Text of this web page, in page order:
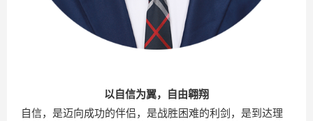
以自信为翼，自由翱翔
自信，是迈向成功的伴侣，是战胜困难的利剑，是到达理